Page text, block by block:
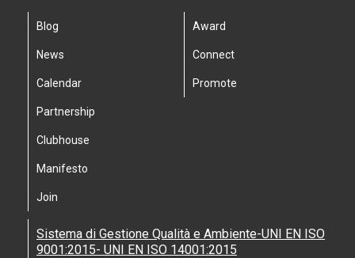
Blog
News
Calendar
Partnership
Clubhouse
Manifesto
Join
Award
Connect
Promote
Sistema di Gestione Qualità e Ambiente-UNI EN ISO
9001:2015- UNI EN ISO 14001:2015